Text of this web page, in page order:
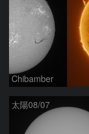
Chibamber
太陽08/07